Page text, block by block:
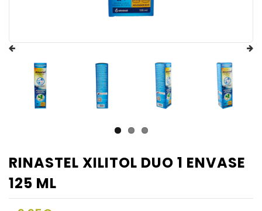
RINASTEL XILITOL DUO 1 ENVASE
125 ML